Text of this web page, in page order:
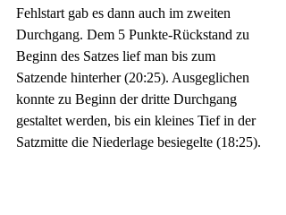
Fehlstart gab es dann auch im zweiten
Durchgang. Dem 5 Punkte-Rückstand zu
Beginn des Satzes lief man bis zum
Satzende hinterher (20:25). Ausgeglichen
konnte zu Beginn der dritte Durchgang
gestaltet werden, bis ein kleines Tief in der
Satzmitte die Niederlage besiegelte (18:25).